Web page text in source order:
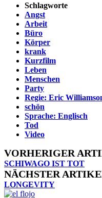
Schlagworte
Angst
Arbeit
Büro
Körper
krank
Kurzfilm
Leben
Menschen
Party
Regie: Eric
schön
Sprache: Englisch
Tod
Video
VORHERIGER
SCHIWAGO IST TOT
NÄCHSTER
LONGEVITY